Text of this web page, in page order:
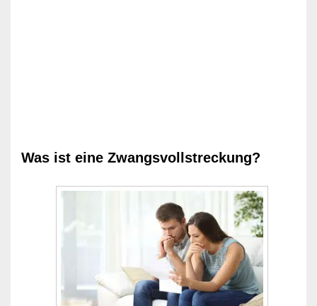
Was ist eine Zwangsvollstreckung?